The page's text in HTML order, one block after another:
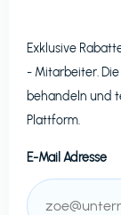
Exklusive
- Mitarbeiter.
behandeln und
Plattform.
E-Mail Adresse